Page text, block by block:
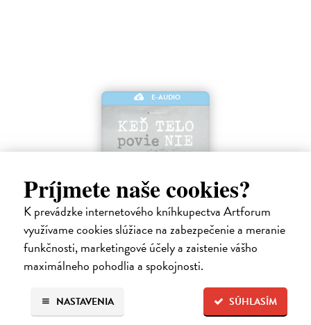
Príjmete naše cookies?
K prevádzke internetového kníhkupectva Artforum
využívame cookies slúžiace na zabezpečenie a meranie
funkčnosti, marketingové účely a zaistenie vášho
maximálneho pohodlia a spokojnosti.
SÚHLASÍM
NASTAVENIA
E-AUDIO
Keď telo povie nie
Maté Gábor| Elektronická audiokniha
Prevencia pred chorobami ľudstvo zamestnáva od nepamäti. Lekár a
uznávaný autor Gábor Maté verí, že spôsob akým premýšľame a
využívame svoju mozgovú kapacitu, má vplyv aj na naše fyzické
zdravie.
Na stiahnutie akoMP3